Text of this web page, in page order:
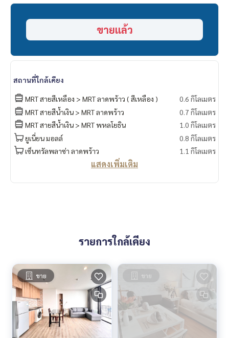
LINE: @homethailand
https://lin.ee/2g9eaj7
✔️ ข้อมูลเชิงลึกโดยผู้เชี่ยวชาญในพื้นที่
✔️ รับฝากขาย รับซื้อ ขายฝาก จำนอง
📲 Follow us:
www.homerealestateservices.co.th
“HOME - Real Estate Services”
Facebook | IG | TikTok | YouTube
#HOMEREALESTATESERVICES
#นายหน้าที่จริงใจ #รับฝากขายอสังหา
ขายแล้ว
สถานที่ใกล้เคียง
MRT สายสีเหลือง > MRT ลาดพร้าว ( สีเหลือง )
0.6 กิโลเมตร
MRT สายสีน้ำเงิน > MRT ลาดพร้าว
0.7 กิโลเมตร
MRT สายสีน้ำเงิน > MRT พหลโยธิน
1.0 กิโลเมตร
ยูเนี่ยน มอลล์
0.8 กิโลเมตร
เซ็นทรัลพลาซ่า ลาดพร้าว
1.1 กิโลเมตร
แสดงเพิ่มเติม
รายการใกล้เคียง
ขาย ขาย